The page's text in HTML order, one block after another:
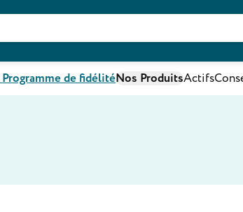
de fidélitéNos ProduitsActifs